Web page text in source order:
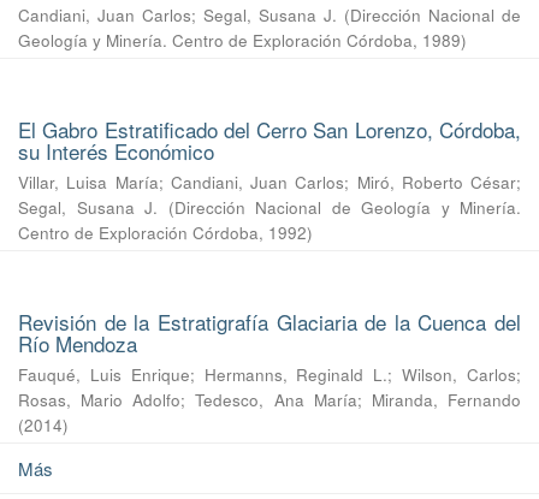
Candiani, Juan Carlos; Segal, Susana J. (Dirección Nacional de
Geología y Minería. Centro de Exploración Córdoba, 1989)
El Gabro Estratificado del Cerro San Lorenzo, Córdoba,
su Interés Económico
Villar, Luisa María; Candiani, Juan Carlos; Miró, Roberto César;
Segal, Susana J. (Dirección Nacional de Geología y Minería.
Centro de Exploración Córdoba, 1992)
Revisión de la Estratigrafía Glaciaria de la Cuenca del
Río Mendoza
Fauqué, Luis Enrique; Hermanns, Reginald L.;Wilson, Carlos;
Rosas, Mario Adolfo;Tedesco, Ana María; Miranda, Fernando
(2014)
Más